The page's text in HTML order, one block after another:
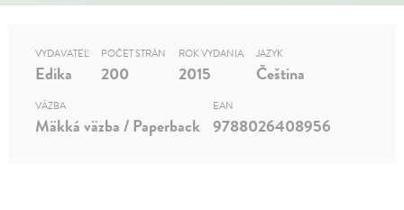
VYDAVATEĽ
Edika
POČET STRÁN
200
ROK VYDANIA
2015
JAZYK
Čeština
VÄZBA
Mäkká väzba / Paperback
EAN
9788026408956